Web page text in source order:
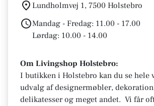
Lundholmvej 1, 7500 Holstebro
Mandag - Fredag: 11.00 - 17.00
Lørdag: 10.00 - 14.00
Om Livingshop Holstebro:
I butikken i Holstebro kan du se hele
udvalg af designermøbler,
delikatesser og meget andet. Vi får